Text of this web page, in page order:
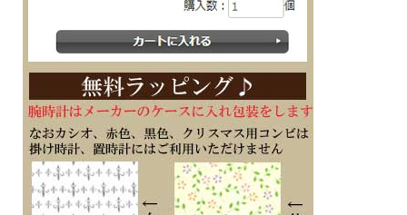
ー、ラップメモリー最大200本、一定時間の間に歩数が少ないとお知らせするステ
ップリマインダー機能など、日常の健康管理やスポーツ時に役立つ機能を搭載
また、BABY-G初となる、スマートフォンリンク機能が搭載され、Bluetooth?通信
による専用アプリケーション「BABY-G Connected」との連携で、日々の活動記録
管理や運動設定がスマートフォン側からの簡単操作で実現しました
カロリー算出や目標歩数設定、更にタイマーメニュー作成＋転送、5段階運動強度
付歩数ログ、ストップウオッチ計測データ保管、カレンダーでのデータ一括確認な
どが可能です
アプリ連携により、自動時刻修正など時計本来の機能も追求しています